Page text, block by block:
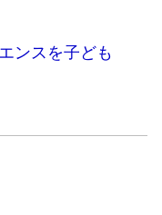
ンスを子ども